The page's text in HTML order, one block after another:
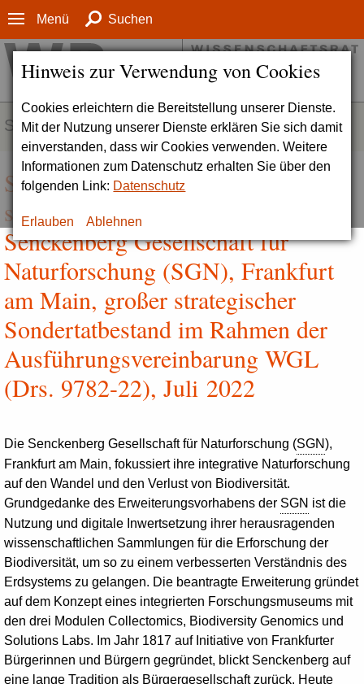
Hinweis zur Verwendung von Cookies
Cookies erleichtern die Bereitstellung unserer Dienste.
Mit der Nutzung unserer Dienste erklären Sie sich damit
einverstanden, dass wir Cookies verwenden. Weitere
Informationen zum Datenschutz erhalten Sie über den
folgenden Link: Datenschutz
Erlauben Ablehnen
Menü Suchen
SERVICE
Stellungnahme zum Antrag auf
strategische Erweiterung der
Senckenberg Gesellschaft für
Naturforschung (SGN), Frankfurt
am Main, großer strategischer
Sondertatbestand im Rahmen der
Ausführungsvereinbarung WGL
(Drs. 9782-22), Juli 2022
Die Senckenberg Gesellschaft für Naturforschung (SGN),
Frankfurt am Main, fokussiert ihre integrative Naturforschung
auf den Wandel und den Verlust von Biodiversität.
Grundgedanke des Erweiterungsvorhabens der SGN ist die
Nutzung und digitale Inwertsetzung ihrer herausragenden
wissenschaftlichen Sammlungen für die Erforschung der
Biodiversität, um so zu einem verbesserten Verständnis des
Erdsystems zu gelangen. Die beantragte Erweiterung gründet
auf dem Konzept eines integrierten Forschungsmuseums mit
den drei Modulen Collectomics, Biodiversity Genomics und
Solutions Labs. Im Jahr 1817 auf Initiative von Frankfurter
Bürgerinnen und Bürgern gegründet, blickt Senckenberg auf
eine lange Tradition als Bürgergesellschaft zurück. Heute